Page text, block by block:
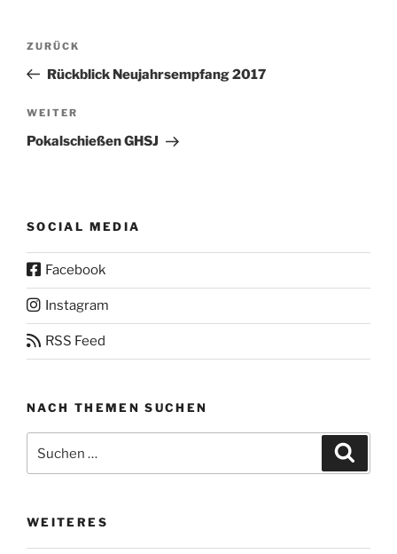
Beitragsnavigation
Vorheriger
Beitrag
ZURÜCK
Rückblick Neujahrsempfang 2017
Nächster
Beitrag
WEITER
Pokalschießen GHSJ
SOCIAL MEDIA
Facebook
Instagram
RSS Feed
NACH THEMEN SUCHEN
nach:
WEITERES